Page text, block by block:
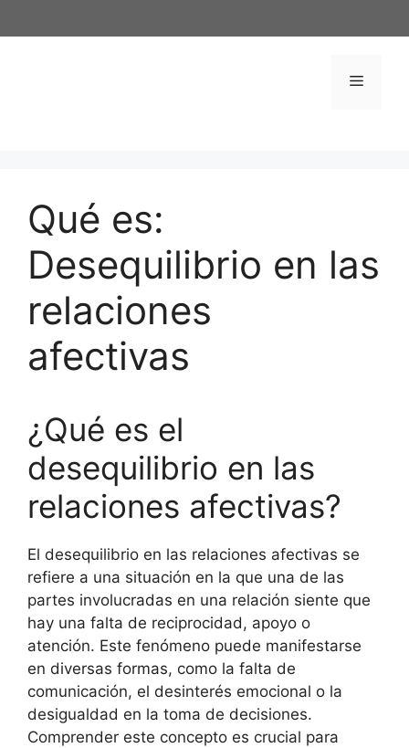
al
Menú
Qué es:
Desequilibrio en las
relaciones
afectivas
¿Qué es el
desequilibrio en las
relaciones afectivas?
El desequilibrio en las relaciones afectivas se
refiere a una situación en la que una de las
partes involucradas en una relación siente que
hay una falta de reciprocidad, apoyo o
atención. Este fenómeno puede manifestarse
en diversas formas, como la falta de
comunicación, el desinterés emocional o la
desigualdad en la toma de decisiones.
Comprender este concepto es crucial para